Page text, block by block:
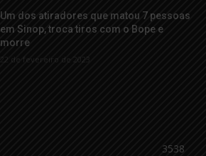
Um dos atiradores que matou 7 pessoas
em Sinop, troca tiros com o Bope e
morre
22 de fevereiro de 2023
3538